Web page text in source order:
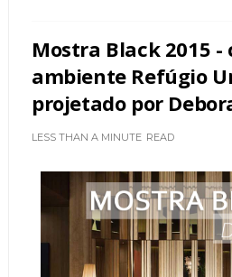
Mostra Black 2015
ambiente Refúgio
projetado por
LESS THAN A MINUTE READ